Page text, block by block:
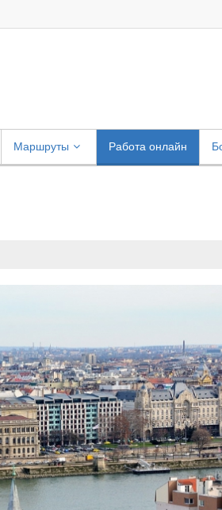
Маршруты Работа онлайн